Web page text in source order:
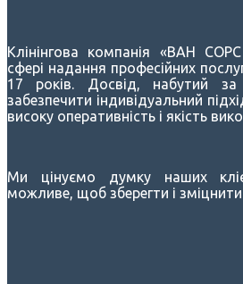
Клінінгова компанія «ВАН
сфері надання професійних
17 років. Досвід, набутий
забезпечити індивідуальний
високу оперативність і якість
Ми цінуємо думку наших
можливе, щоб зберегти і